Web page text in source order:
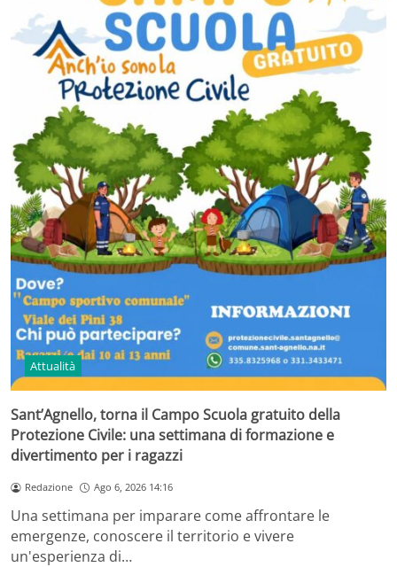
Attualità
Sant’Agnello, torna il Campo Scuola gratuito della
Protezione Civile: una settimana di formazione e
divertimento per i ragazzi
Redazione Ago 6, 2026 14:16
Una settimana per imparare come affrontare le
emergenze, conoscere il territorio e vivere
un'esperienza di…